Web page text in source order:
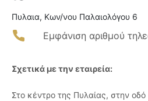
Πυλαια, Κων/νου Παλαιολόγου 6
Εμφάνιση αριθμού
Σχετικά με την εταιρεία:
Στο κέντρο της Πυλαίας, στην